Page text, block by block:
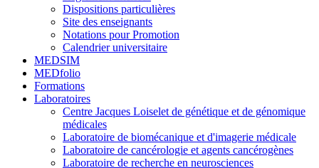
Dispositions particulières
Site des enseignants
Notations pour Promotion
Calendrier universitaire
MEDSIM
MEDfolio
Formations
Laboratoires
Centre Jacques Loiselet de génétique et de génomique
médicales
Laboratoire de biomécanique et d'imagerie médicale
Laboratoire de cancérologie et agents cancérogènes
Laboratoire de recherche en neurosciences